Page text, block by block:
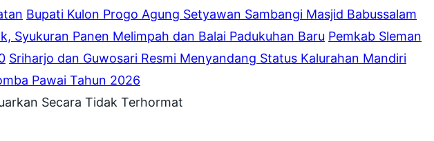
Bupati Kulon Progo Agung Setyawan Sambangi Masjid Babussalam
Syukuran Panen Melimpah dan Balai Padukuhan Baru Pemkab Sleman
Sriharjo dan Guwosari Resmi Menyandang Status Kalurahan Mandiri
Pawai Tahun 2026
Secara Tidak Terhormat